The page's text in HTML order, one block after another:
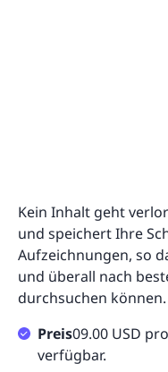
Kein Inhalt geht
und speichert Ihre
Aufzeichnungen, so
und überall nach
durchsuchen können.
Preis09.00 USD
verfügbar.